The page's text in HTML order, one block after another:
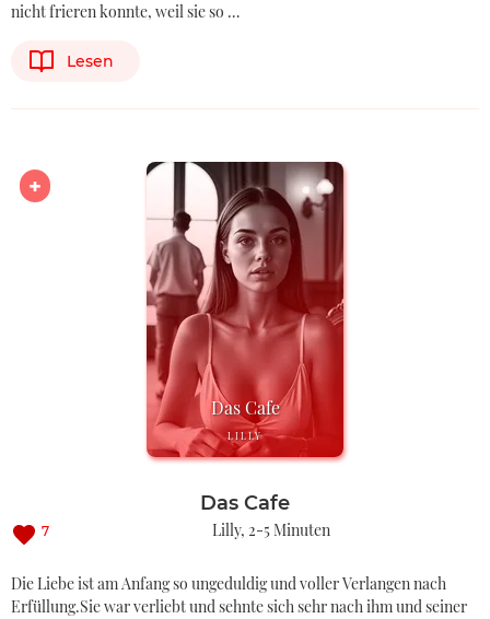
nicht frieren konnte, weil sie so …
Lesen
Das Cafe
LILLY
Das Cafe
7 Lilly 2-5 Minuten
Die Liebe ist am Anfang so ungeduldig und voller Verlangen nach
Erfüllung.Sie war verliebt und sehnte sich sehr nach ihm und seiner